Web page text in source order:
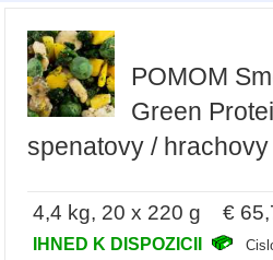
POMOM
Green
spenatovy /
4,4 kg, 20 x 220 g €
IHNED K DISPOZICII